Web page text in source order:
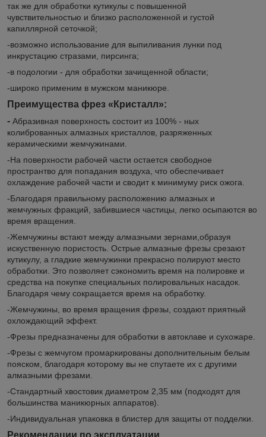
так же для обработки кутикулы с повышенной
чувствительностью и близко расположенной и густой
капиллярной сеточкой;
-возможно использование для выпиливания лунки под
инкрустацию стразами, пирсинга;
-в подологии - для обработки зачищенной области;
-широко применим в мужском маникюре.
Преимущества фрез «Кристалл»:
- Абразивная поверхность состоит из 100% - ных
колиброванных алмазных кристаллов, разряженных
керамическими жемчужинами.
-На поверхности рабочей части остается свободное
пространтво для попадания воздуха, что обеспечивает
охлаждение рабочей части и сводит к минимуму риск ожога.
-Благодаря правильному расположению алмазных и
жемчужных фракций, забившиеся частицы, легко осыпаются во
время вращения.
-Жемчужины встают между алмазными зернами,образуя
искуственную пористость. Острые алмазные фрезы срезают
кутикулу, а гладкие жемчужинки прекрасно полируют место
обработки. Это позволяет сэкономить время на полировке и
средства на покупке специальных полировальных насадок.
Благодаря чему сокращается время на обработку.
-Жемчужины, во время вращения фрезы, создают приятный
охлождающий эффект.
-Фрезы предназначены для обработки в автоклаве и сухожаре.
-Фрезы с жемчугом промаркированы дополнительным белым
пояском, благодаря которому вы не спутаете их с другими
алмазными фрезами.
-Стандартный хвостовик диаметром 2,35 мм (подходят для
большинства маникюрных аппаратов).
-Индивидуальная упаковка в блистер для защиты от подделки.
Рекомендации по эксплуатации